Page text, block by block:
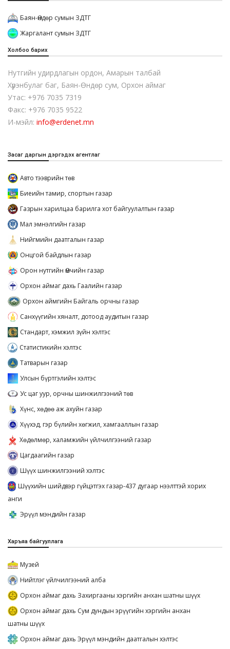
Баян-Өндөр сумын ЗДТГ
Жаргалант сумын ЗДТГ
Холбоо барих
Нутгийн удирдлагын ордон, Амарын талбай
Хүрэнбулаг баг, Баян-Өндөр сум, Орхон аймаг
Утас: +976 7035 7319
Факс: +976 7035 9522
И-мэйл: info@erdenet.mn
Засаг даргын дэргэдэх агентлаг
Авто тээврийн төв
Биеийн тамир, спортын газар
Газрын харилцаа барилга хот байгуулалтын газар
Мал эмнэлгийн газар
Нийгмийн даатгалын газар
Онцгой байдлын газар
Орон нутгийн Өмчийн газар
Орхон аймаг дахь Гаалийн газар
Орхон аймгийн Байгаль орчны газар
Санхүүгийн хяналт, дотоод аудитын газар
Стандарт, хэмжил зүйн хэлтэс
Статистикийн хэлтэс
Татварын газар
Улсын бүртгэлийн хэлтэс
Ус цаг уур, орчны шинжилгээний төв
Хүнс, хөдөө аж ахуйн газар
Хүүхэд, гэр бүлийн хөгжил, хамгааллын газар
Хөдөлмөр, халамжийн үйлчилгээний газар
Цагдаагийн газар
Шүүх шинжилгээний хэлтэс
Шүүхийн шийдвэр гүйцэтгэх газар-437 дугаар нээлттэй хорих
анги
Эрүүл мэндийн газар
Харъяа байгууллага
Музей
Нийтлэг үйлчилгээний алба
Орхон аймаг дахь Захиргааны хэргийн анхан шатны шүүх
Орхон аймаг дахь Сум дундын эрүүгийн хэргийн анхан
шатны шүүх
Орхон аймаг дахь Эрүүл мэндийн даатгалын хэлтэс